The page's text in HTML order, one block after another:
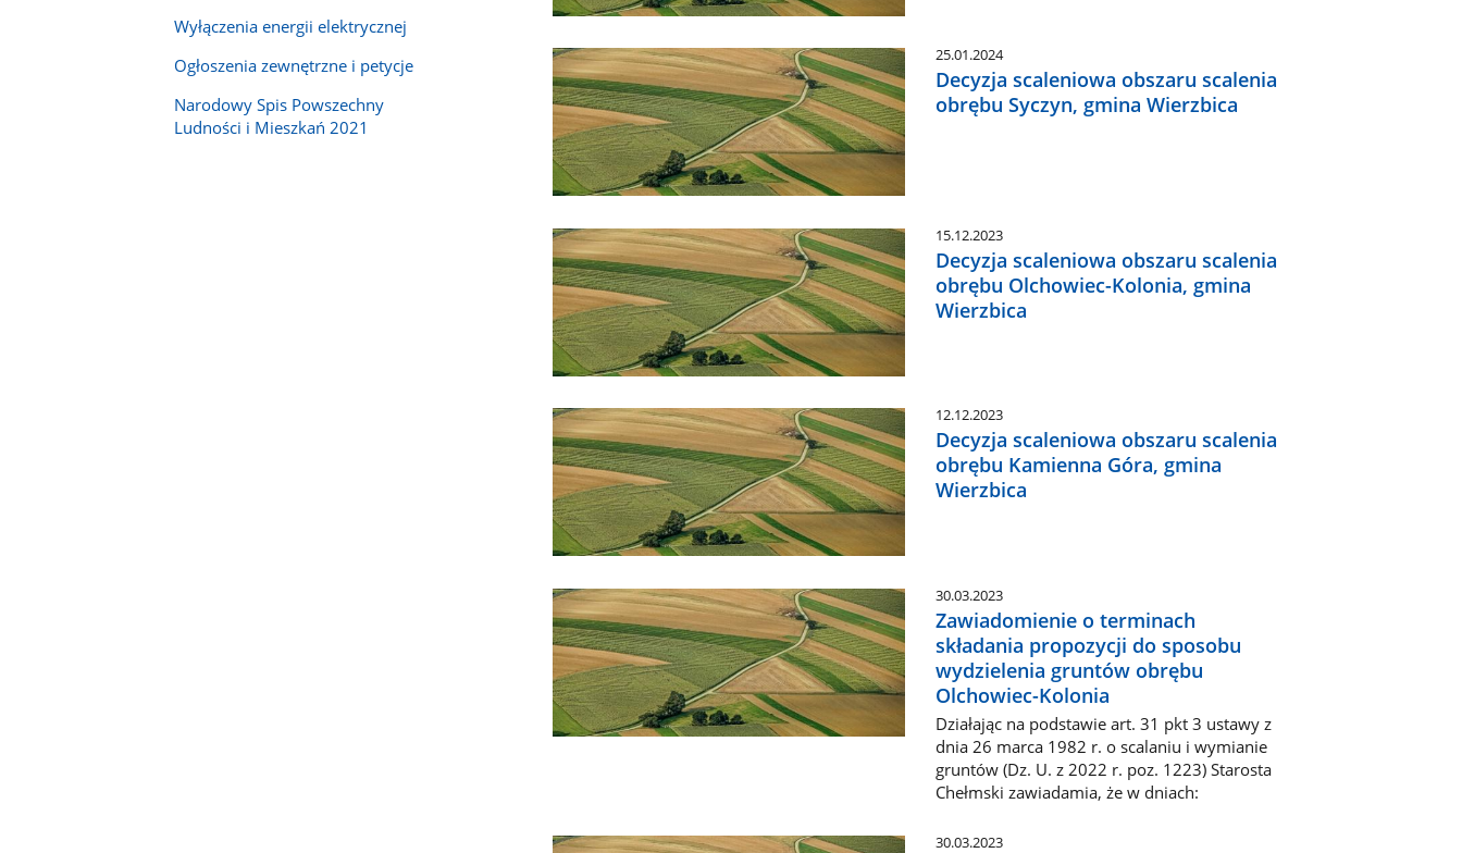
Wyłączenia energii elektrycznej
Ogłoszenia zewnętrzne i petycje
Narodowy Spis Powszechny
Ludności i Mieszkań 2021
25.01.2024
Decyzja scaleniowa obszaru scalenia
obrębu Syczyn, gmina Wierzbica
15.12.2023
Decyzja scaleniowa obszaru scalenia
obrębu Olchowiec-Kolonia, gmina
Wierzbica
12.12.2023
Decyzja scaleniowa obszaru scalenia
obrębu Kamienna Góra, gmina
Wierzbica
30.03.2023
Zawiadomienie o terminach
składania propozycji do sposobu
wydzielenia gruntów obrębu
Olchowiec-Kolonia
Działając na podstawie art. 31 pkt 3 ustawy z
dnia 26 marca 1982 r. o scalaniu i wymianie
gruntów (Dz. U. z 2022 r. poz. 1223) Starosta
Chełmski zawiadamia, że w dniach:
30.03.2023